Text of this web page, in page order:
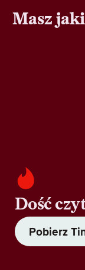
Masz
Dość
Pobierz